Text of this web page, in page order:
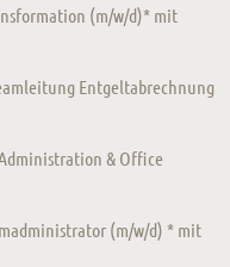
(m/w/d)* mit
Entgeltabrechnung
& Office
(m/w/d) * mit